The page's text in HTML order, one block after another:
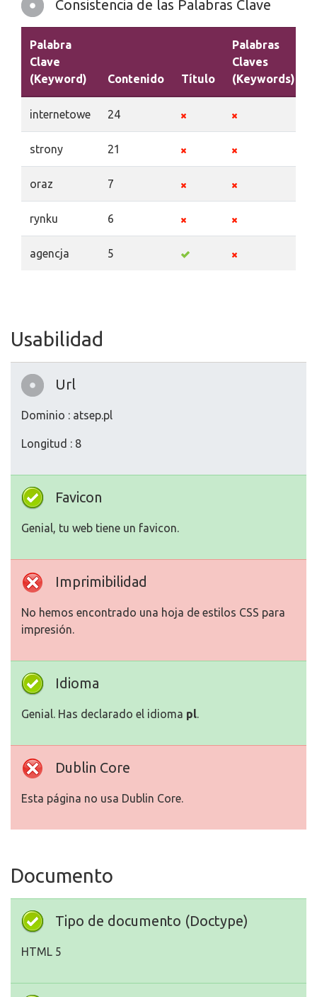
Consistencia de las Palabras Clave
Palabra
Clave
(Keyword)
Contenido Título
Palabras
Claves
(Keywords)
internetowe 24
strony 21
oraz 7
rynku 6
agencja 5
Usabilidad
Url
Dominio : atsep.pl
Longitud : 8
Favicon
Genial, tu web tiene un favicon.
Imprimibilidad
No hemos encontrado una hoja de estilos CSS para
impresión.
Idioma
Genial. Has declarado el idioma pl.
Dublin Core
Esta página no usa Dublin Core.
Documento
Tipo de documento (Doctype)
HTML 5